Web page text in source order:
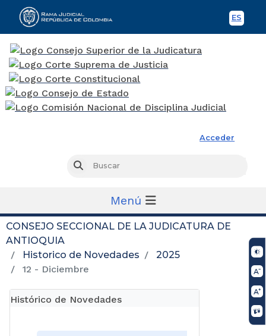
ES
Acceder
Buscar
Menú
CONSEJO SECCIONAL DE LA JUDICATURA DE
ANTIOQUIA
Historico de Novedades
2025
12 - Diciembre
Histórico de Novedades